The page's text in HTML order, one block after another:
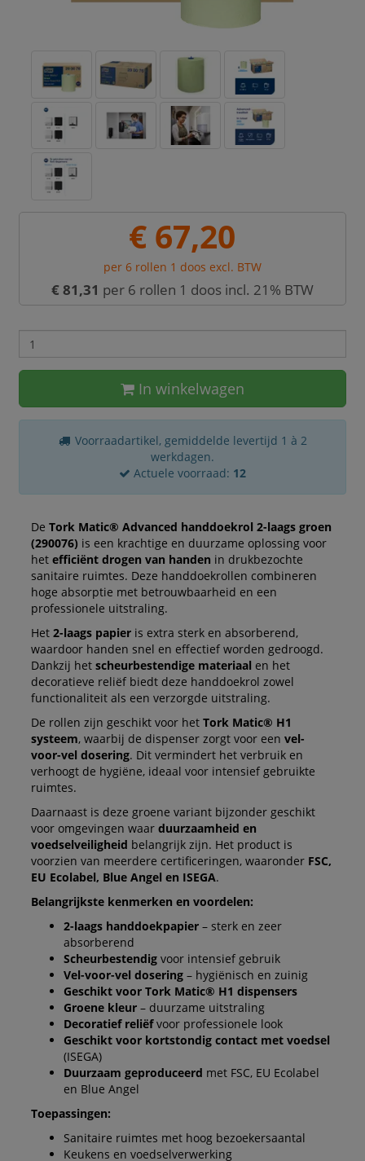
€ 67,20
per 6 rollen 1 doos excl. BTW
€ 81,31 per 6 rollen 1 doos incl. 21% BTW
In winkelwagen
Voorraadartikel, gemiddelde levertijd 1 à 2
werkdagen.
Actuele voorraad: 12
De Tork Matic® Advanced handdoekrol 2-laags groen
(290076) is een krachtige en duurzame oplossing voor
het efficiënt drogen van handen in drukbezochte
sanitaire ruimtes. Deze handdoekrollen combineren
hoge absorptie met betrouwbaarheid en een
professionele uitstraling.
Het 2-laags papieris extra sterk en absorberend,
waardoor handen snel en effectief worden gedroogd.
Dankzij het scheurbestendige materiaal en het
decoratieve reliëf biedt deze handdoekrol zowel
functionaliteit als een verzorgde uitstraling.
De rollen zijn geschikt voor het Tork Matic® H1
systeem, waarbij de dispenser zorgt voor een vel-
voor-vel dosering. Dit vermindert het verbruik en
verhoogt de hygiëne, ideaal voor intensief gebruikte
ruimtes.
Daarnaast is deze groene variant bijzonder geschikt
voor omgevingen waar duurzaamheid en
voedselveiligheid belangrijk zijn. Het product is
voorzien van meerdere certificeringen, waaronder FSC,
EU Ecolabel, Blue Angel en ISEGA.
Belangrijkste kenmerken en voordelen:
2-laags handdoekpapier– sterk en zeer
absorberend
Scheurbestendigvoor intensief gebruik
Vel-voor-vel dosering– hygiënisch en zuinig
Geschikt voor Tork Matic® H1 dispensers
Groene kleur– duurzame uitstraling
Decoratief reliëfvoor professionele look
Geschikt voor kortstondig contact met voedsel
(ISEGA)
Duurzaam geproduceerd met FSC, EU Ecolabel
en Blue Angel
Toepassingen:
Sanitaire ruimtes met hoog bezoekersaantal
Keukens en voedselverwerking